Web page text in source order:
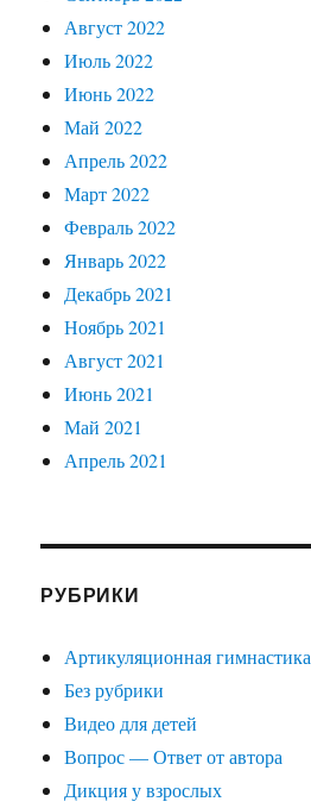
Август 2022
Июль 2022
Июнь 2022
Май 2022
Апрель 2022
Март 2022
Февраль 2022
Январь 2022
Декабрь 2021
Ноябрь 2021
Август 2021
Июнь 2021
Май 2021
Апрель 2021
РУБРИКИ
Артикуляционная гимнастика
Без рубрики
Видео для детей
Вопрос — Ответ от автора
Дикция у взрослых